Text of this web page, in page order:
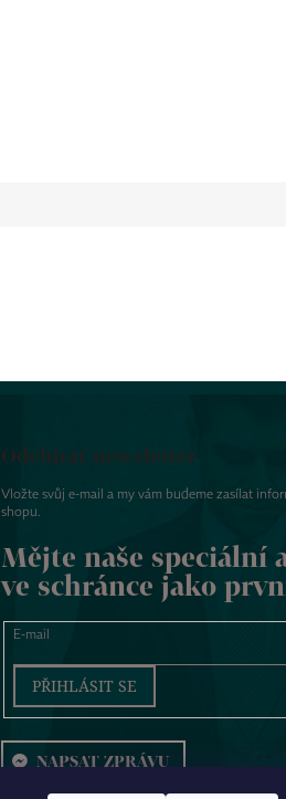
Odebírat newsletter
Vložte svůj e-mail a my vám budeme zasílat
shopu.
Mějte naše speciální
ve schránce jako
E-mail
PŘIHLÁSIT SE
NAPSAT ZPRÁVU